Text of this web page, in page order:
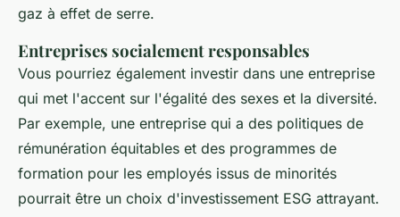
gaz à effet de serre.
Entreprises socialement responsables
Vous pourriez également investir dans une entreprise
qui met l'accent sur l'égalité des sexes et la diversité.
Par exemple, une entreprise qui a des politiques de
rémunération équitables et des programmes de
formation pour les employés issus de minorités
pourrait être un choix d'investissement ESG attrayant.